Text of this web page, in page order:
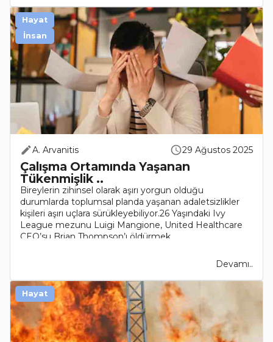
A. Arvanitis 29 Ağustos 2025
Çalışma Ortamında Yaşanan
Tükenmişlik ..
Bireylerin zihinsel olarak aşırı yorgun olduğu
durumlarda toplumsal planda yaşanan adaletsizlikler
kişileri aşırı uçlara sürükleyebiliyor.26 Yaşındaki Ivy
League mezunu Luigi Mangione, United Healthcare
CEO’su Brian Thompson’ı öldürmek..
Devamı..
Hayat
İnsan
Hayat